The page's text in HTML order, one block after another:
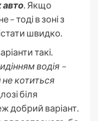
авто. Якщо
– тоді в зоні з
швидко.
такі.
водія –
котиться
біля
добрий варіант.